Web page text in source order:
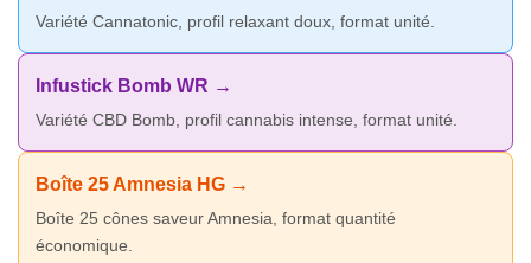
Variété Cannatonic, profil relaxant doux, format unité.
Infustick Bomb WR →
Variété CBD Bomb, profil cannabis intense, format unité.
Boîte 25 Amnesia HG →
Boîte 25 cônes saveur Amnesia, format quantité
économique.